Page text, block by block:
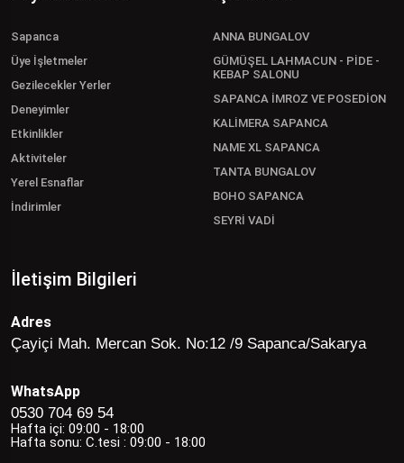
Sapanca
Üye İşletmeler
Gezilecekler Yerler
Deneyimler
Etkinlikler
Aktiviteler
Yerel Esnaflar
İndirimler
ANNA BUNGALOV
GÜMÜŞEL LAHMACUN - PİDE -
KEBAP SALONU
SAPANCA İMROZ VE POSEDİON
KALİMERA SAPANCA
NAME XL SAPANCA
TANTA BUNGALOV
BOHO SAPANCA
SEYRİ VADİ
İletişim Bilgileri
Adres
Çayiçi Mah. Mercan Sok. No:12 /9 Sapanca/Sakarya
WhatsApp
0530 704 69 54
Hafta içi: 09:00 - 18:00
Hafta sonu: C.tesi : 09:00 - 18:00